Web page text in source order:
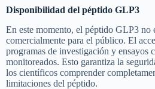
Disponibilidad del péptido GLP3
En este momento, el péptido GLP3 no
comercialmente para el público. El
programas de investigación y ensayos
monitoreados. Esto garantiza la
los científicos comprender
limitaciones del péptido.